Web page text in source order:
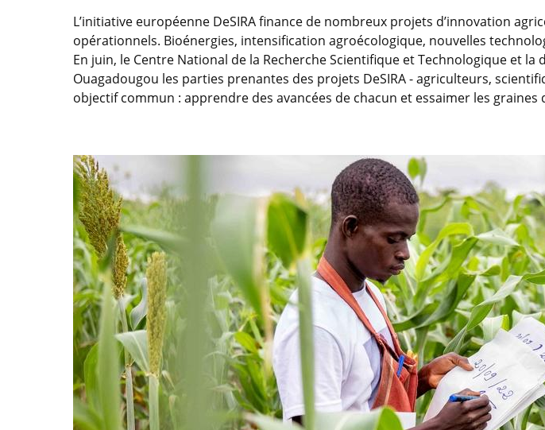
L’initiative européenne DeSIRA finance de nombreux projets d’innovation
opérationnels. Bioénergies, intensification agroécologique, nouvelles
En juin, le Centre National de la Recherche Scientifique et Technologique et
Ouagadougou les parties prenantes des projets DeSIRA - agriculteurs,
objectif commun : apprendre des avancées de chacun et essaimer les graines